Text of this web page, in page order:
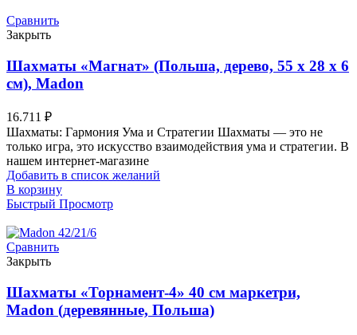
Сравнить
Закрыть
Шахматы «Магнат» (Польша, дерево, 55 х 28 х 6
см), Madon
16.711 ₽
Шахматы: Гармония Ума и Стратегии Шахматы — это не
только игра, это искусство взаимодействия ума и стратегии. В
нашем интернет-магазине
Добавить в список желаний
В корзину
Быстрый Просмотр
Сравнить
Закрыть
Шахматы «Торнамент-4» 40 см маркетри,
Madon (деревянные, Польша)